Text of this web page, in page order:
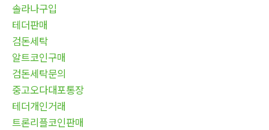
솔라나구입
테더판매
검돈세탁
알트코인구매
검돈세탁문의
중고오다대포통장
테더개인거래
트론리플코인판매